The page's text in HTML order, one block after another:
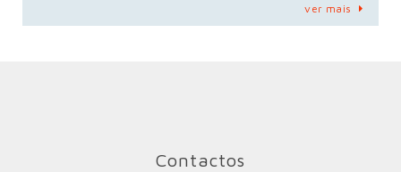
ver mais
Contactos